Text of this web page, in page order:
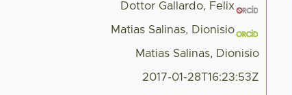
Dottor Gallardo, Felix
Matias Salinas, Dionisio
Matias Salinas, Dionisio
2017-01-28T16:23:53Z